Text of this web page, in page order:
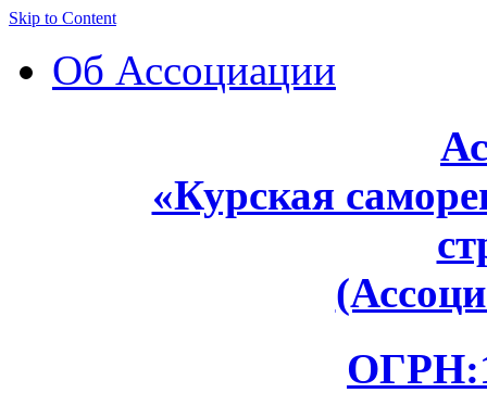
Skip to Content
Об Ассоциации
«Курская